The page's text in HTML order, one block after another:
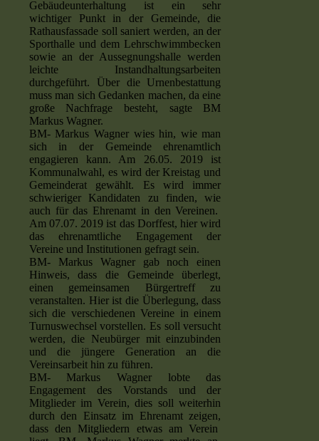
Gebäudeunterhaltung ist ein sehr
wichtiger Punkt in der Gemeinde, die
Rathausfassade soll saniert werden, an der
Sporthalle und dem Lehrschwimmbecken
sowie an der Aussegnungshalle werden
leichte Instandhaltungsarbeiten
durchgeführt. Über die Urnenbestattung
muss man sich Gedanken machen, da eine
große Nachfrage besteht, sagte BM
Markus Wagner.
BM- Markus Wagner wies hin, wie man
sich in der Gemeinde ehrenamtlich
engagieren kann. Am 26.05. 2019 ist
Kommunalwahl, es wird der Kreistag und
Gemeinderat gewählt. Es wird immer
schwieriger Kandidaten zu finden, wie
auch für das Ehrenamt in den Vereinen.
Am 07.07. 2019 ist das Dorffest, hier wird
das ehrenamtliche Engagement der
Vereine und Institutionen gefragt sein.
BM- Markus Wagner gab noch einen
Hinweis, dass die Gemeinde überlegt,
einen gemeinsamen Bürgertreff zu
veranstalten. Hier ist die Überlegung, dass
sich die verschiedenen Vereine in einem
Turnuswechsel vorstellen. Es soll versucht
werden, die Neubürger mit einzubinden
und die jüngere Generation an die
Vereinsarbeit hin zu führen.
BM- Markus Wagner lobte das
Engagement des Vorstands und der
Mitglieder im Verein, dies soll weiterhin
durch den Einsatz im Ehrenamt zeigen,
dass den Mitgliedern etwas am Verein